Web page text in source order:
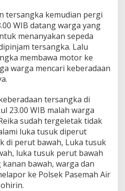
tersangka kemudian pergi
WIB datang warga yang
menanyakan sepeda
tersangka. Lalu
membawa motor ke
warga mencari keberadaan
tersangka di
23.00 WIB malah warga
sudah tergeletak tidak
luka tusuk diperut
di perut bawah, Luka tusuk
luka tusuk perut bawah
bawah, warga dan
ke Polsek Pasemah Air